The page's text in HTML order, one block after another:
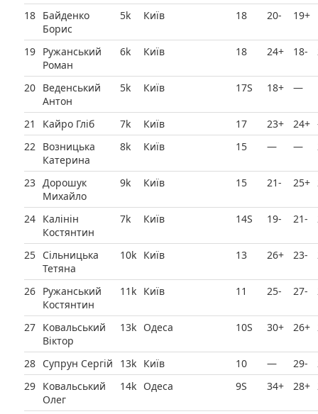
18 Байденко
Борис
5k Київ 18 20- 19+
19 Ружанський
Роман
6k Київ 18 24+ 18-
20 Веденський
Антон
5k Київ 17Ѕ 18+ —
21 Кайро Гліб 7k Київ 17 23+ 24+
22
Возницька
Катерина
8k Київ 15 — —
23 Дорошук
Михайло
9k Київ 15 21- 25+
24 Калінін
Костянтин
7k Київ 14Ѕ 19- 21-
25 Сільницька
Тетяна
10k Київ 13 26+ 23-
26 Ружанський
Костянтин
11k Київ 11 25- 27-
27 Ковальський
Віктор
13k Одеса 10Ѕ 30+ 26+
28 Супрун Сергій 13k Київ 10 — 29-
29 Ковальський
Олег
14k Одеса 9Ѕ 34+ 28+